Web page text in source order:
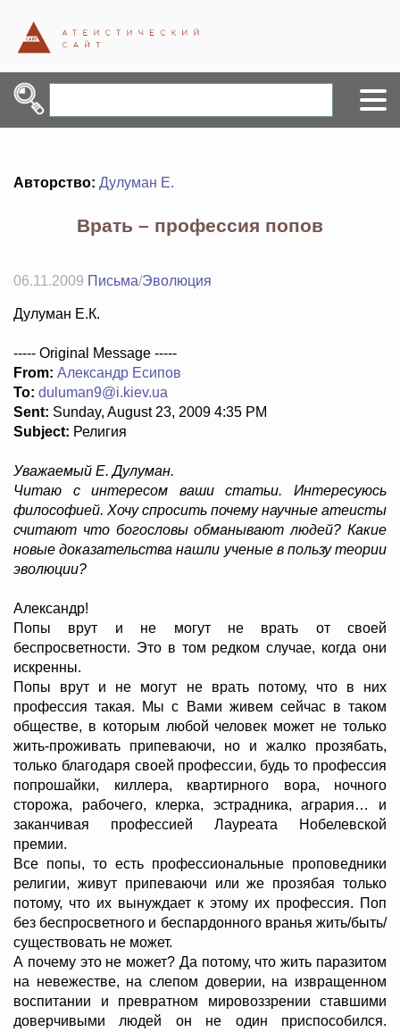
Авторство: Дулуман Е.
Врать – профессия попов
06.11.2009 Письма/Эволюция
Дулуман Е.К.
----- Original Message -----
From: Александр Есипов
To: duluman9@i.kiev.ua
Sent: Sunday, August 23, 2009 4:35 PM
Subject: Религия
Уважаемый Е. Дулуман.
Читаю с интересом ваши статьи. Интересуюсь
философией. Хочу спросить почему научные атеисты
считают что богословы обманывают людей? Какие
новые доказательства нашли ученые в пользу теории
эволюции?
Александр!
Попы врут и не могут не врать от своей
беспросветности. Это в том редком случае, когда они
искренны.
Попы врут и не могут не врать потому, что в них
профессия такая. Мы с Вами живем сейчас в таком
обществе, в которым любой человек может не только
жить-проживать припеваючи, но и жалко прозябать,
только благодаря своей профессии, будь то профессия
попрошайки, киллера, квартирного вора, ночного
сторожа, рабочего, клерка, эстрадника, агрария… и
заканчивая профессией Лауреата Нобелевской
премии.
Все попы, то есть профессиональные проповедники
религии, живут припеваючи или же прозябая только
потому, что их вынуждает к этому их профессия. Поп
без беспросветного и беспардонного вранья жить/быть/
существовать не может.
А почему это не может? Да потому, что жить паразитом
на невежестве, на слепом доверии, на извращенном
воспитании и превратном мировоззрении ставшими
доверчивыми людей он не один приспособился.